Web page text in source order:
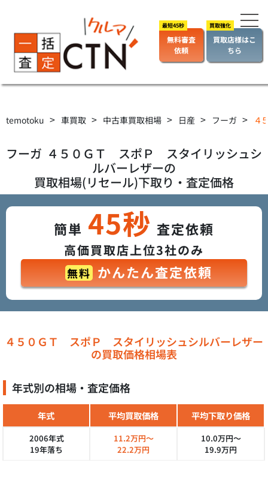
無料審査
依頼
買取店様はこ
ちら
temotoku > 車買取 > 中古車買取相場 > 日産 > フーガ > ４
フーガ ４５０ＧＴ スポＰ スタイリッシュシ
ルバーレザーの
買取相場(リセール)下取り・査定価格
簡単 45秒 査定依頼
高価買取店上位3社のみ
無料 かんたん査定依頼
４５０ＧＴ スポＰ スタイリッシュシルバーレザー
の買取価格相場表
年式別の相場・査定価格
年式 平均買取価格 平均下取り価格
2006年式
19年落ち
11.2万円～
22.2万円
10.0万円～
19.9万円